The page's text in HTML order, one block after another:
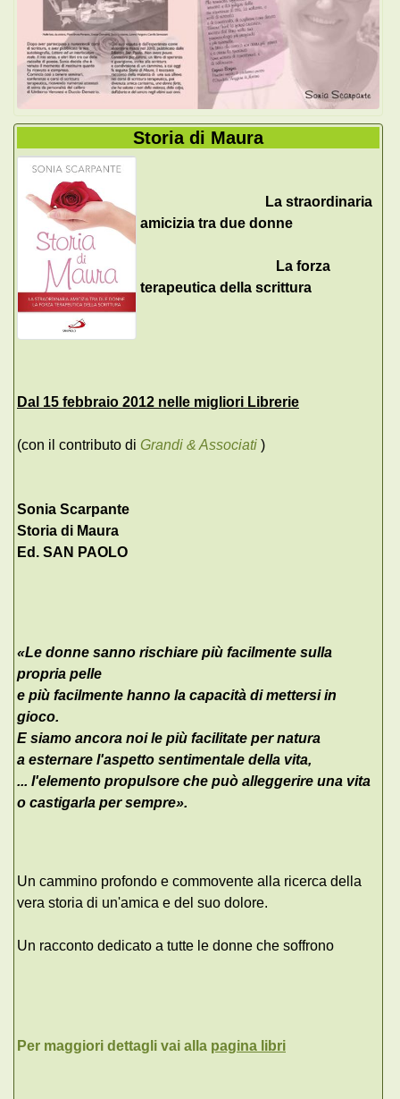
Storia di Maura
La straordinaria
amicizia tra due donne
La forza
terapeutica della scrittura
Dal 15 febbraio 2012 nelle migliori Librerie
(con il contributo di Grandi & Associati )
Sonia Scarpante
Storia di Maura
Ed. SAN PAOLO
«Le donne sanno rischiare più facilmente sulla
propria pelle
e più facilmente hanno la capacità di mettersi in
gioco.
E siamo ancora noi le più facilitate per natura
a esternare l'aspetto sentimentale della vita,
... l'elemento propulsore che può alleggerire una vita
o castigarla per sempre».
Un cammino profondo e commovente alla ricerca della
vera storia di un'amica e del suo dolore.
Un racconto dedicato a tutte le donne che soffrono
Per maggiori dettagli vai alla pagina libri